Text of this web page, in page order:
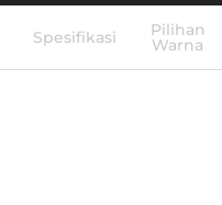
Spesifikasi Pilihan
Warna